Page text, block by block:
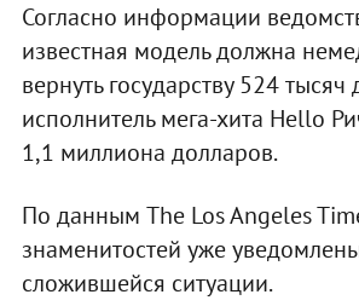
Согласно информации
известная модель должна
вернуть государству 524 тысяч
исполнитель мега-хита Hello
1,1 миллиона долларов.
По данным The Los Angeles
знаменитостей уже
сложившейся ситуации.